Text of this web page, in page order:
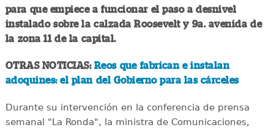
para que empiece a funcionar el paso a desnivel
instalado sobre la calzada Roosevelt y 9a. avenida de
la zona 11 de la capital.
OTRAS NOTICIAS: Reos que fabrican e instalan
adoquines: el plan del Gobierno para las cárceles
Durante su intervención en la conferencia de prensa
semanal "La Ronda", la ministra de Comunicaciones,